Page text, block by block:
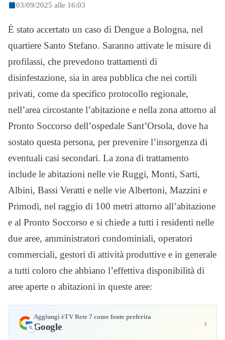
03/09/2025 alle 16:03
È stato accertato un caso di Dengue a Bologna, nel
quartiere Santo Stefano. Saranno attivate le misure di
profilassi, che prevedono trattamenti di
disinfestazione, sia in area pubblica che nei cortili
privati, come da specifico protocollo regionale,
nell’area circostante l’abitazione e nella zona attorno al
Pronto Soccorso dell’ospedale Sant’Orsola, dove ha
sostato questa persona, per prevenire l’insorgenza di
eventuali casi secondari. La zona di trattamento
include le abitazioni nelle vie Ruggi, Monti, Sarti,
Albini, Bassi Veratti e nelle vie Albertoni, Mazzini e
Primodì, nel raggio di 100 metri attorno all’abitazione
e al Pronto Soccorso e si chiede a tutti i residenti nelle
due aree, amministratori condominiali, operatori
commerciali, gestori di attività produttive e in generale
a tutti coloro che abbiano l’effettiva disponibilità di
aree aperte o abitazioni in queste aree:
Aggiungi èTV Rete 7 come fonte preferita
Google ›